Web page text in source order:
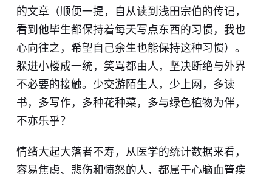
的文章（顺便一提，自从读到浅田宗伯的传记，
看到他毕生都保持着每天写点东西的习惯，我也
心向往之，希望自己余生也能保持这种习惯）。
躲进小楼成一统，笑骂都由人，坚决断绝​与外界
不必要的接触。少交游陌生人，少上网，多读
书，多写作，多种花种菜，多与绿色植物为伴，
不亦乐乎？
情绪大起大落者不寿，从医学的统计数据来看，
容易焦虑、悲伤和愤怒的人，都属于心脑血管疾